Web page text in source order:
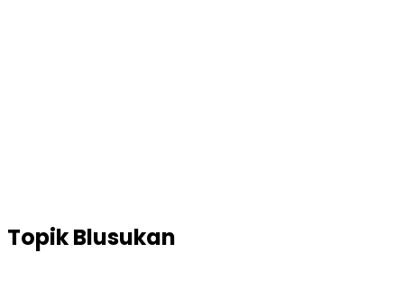
TopikBlusukan